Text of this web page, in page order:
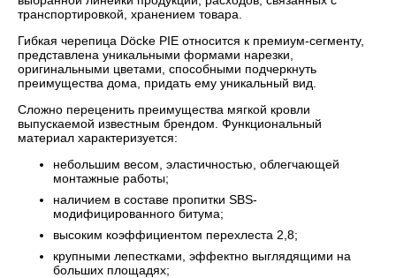
транспортировкой, хранением товара.
Гибкая черепица Döcke PIE относится к премиум-сегменту,
представлена уникальными формами нарезки,
оригинальными цветами, способными подчеркнуть
преимущества дома, придать ему уникальный вид.
Сложно переценить преимущества мягкой кровли
выпускаемой известным брендом. Функциональный
материал характеризуется:
небольшим весом, эластичностью, облегчающей
монтажные работы;
наличием в составе пропитки SBS-
модифицированного битума;
высоким коэффициентом перехлеста 2,8;
крупными лепестками, эффектно выглядящими на
больших площадях;